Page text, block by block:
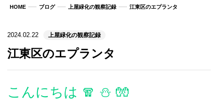
HOME ブログ 上屋緑化の観察記録 江東区のエプランタ
2024.02.22 上屋緑化の観察記録
江東区のエプランタ
こんにちは 🧣 ⛄ 🧤